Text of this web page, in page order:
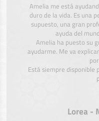
Amelia me está
duro de la vida. Es una
supuesto, una gran
ayuda del
Amelia ha puesto su
ayudarme. Me va
Está siempre disponible
Lorea -